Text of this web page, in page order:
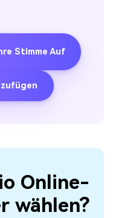
Stimme Auf
Online-
wählen?